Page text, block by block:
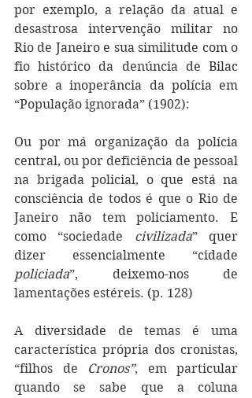
por exemplo, a relação da atual e
desastrosa intervenção militar no
Rio de Janeiro e sua similitude com o
fio histórico da denúncia de Bilac
sobre a inoperância da polícia em
“População ignorada” (1902):
Ou por má organização da polícia
central, ou por deficiência de pessoal
na brigada policial, o que está na
consciência de todos é que o Rio de
Janeiro não tem policiamento. E
como “sociedade civilizada” quer
policiada”, deixemo-nos de
lamentações estéreis. (p. 128)
A diversidade de temas é uma
característica própria dos cronistas,
“filhos de
Cronos”, em particular
quando se sabe que a coluna